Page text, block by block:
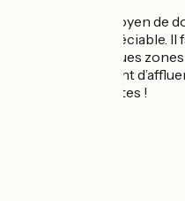
Et puis c’est le moyen
qui est très appréciable.
trajet, il y a quelques
a parfois tellement
fermer leurs portes !